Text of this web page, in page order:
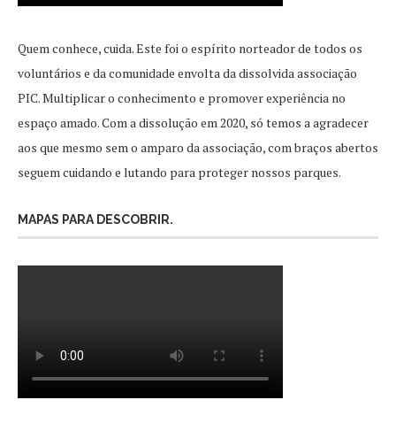
Quem conhece, cuida. Este foi o espírito norteador de todos os
voluntários e da comunidade envolta da dissolvida associação
PIC. Multiplicar o conhecimento e promover experiência no
espaço amado. Com a dissolução em 2020, só temos a agradecer
aos que mesmo sem o amparo da associação, com braços abertos
seguem cuidando e lutando para proteger nossos parques.
MAPAS PARA DESCOBRIR.